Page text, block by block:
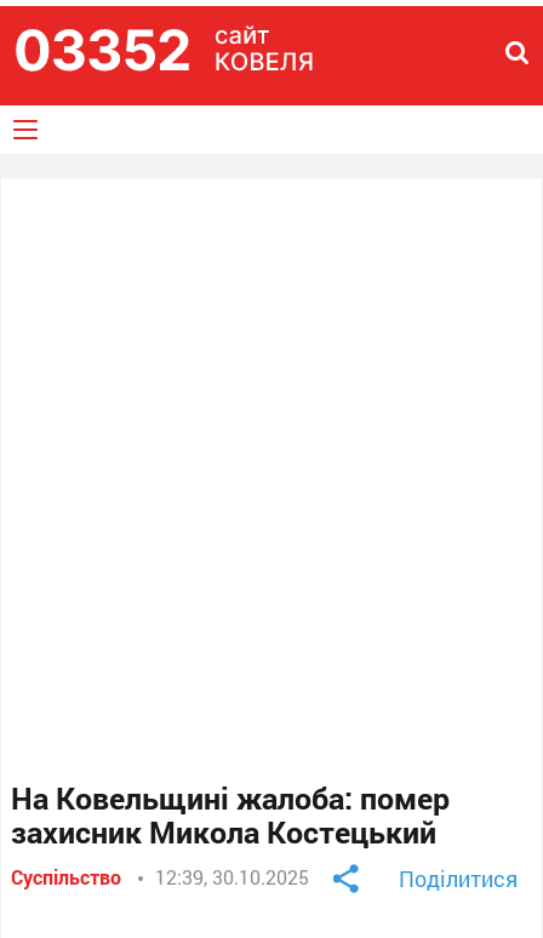
На Ковельщині жалоба: помер
захисник Микола Костецький
Суспільство 12:39, 30.10.2025 Поділитися